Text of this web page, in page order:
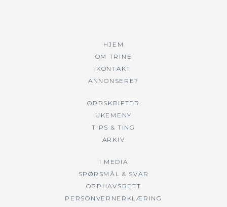
HJEM
OM TRINE
KONTAKT
ANNONSERE?
OPPSKRIFTER
UKEMENY
TIPS & TING
ARKIV
I MEDIA
SPØRSMÅL & SVAR
OPPHAVSRETT
PERSONVERNERKLÆRING